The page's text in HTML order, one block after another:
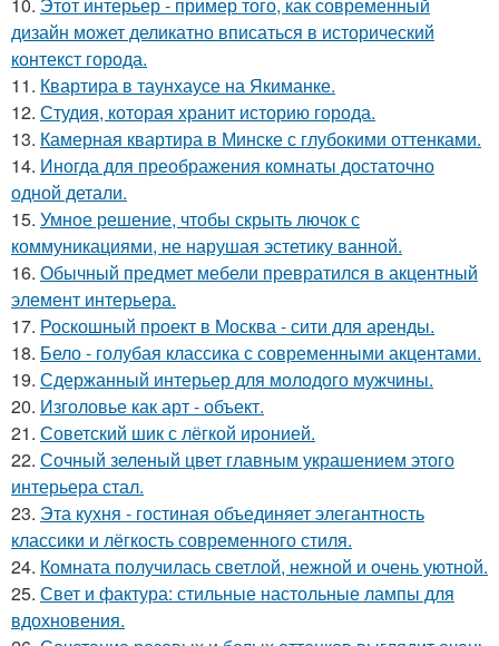
10. Этот интерьер - пример того, как современный
дизайн может деликатно вписаться в исторический
контекст города.
11. Квартира в таунхаусе на Якиманке.
12. Студия, которая хранит историю города.
13. Камерная квартира в Минске с глубокими оттенками.
14. Иногда для преображения комнаты достаточно
одной детали.
15. Умное решение, чтобы скрыть лючок с
коммуникациями, не нарушая эстетику ванной.
16. Обычный предмет мебели превратился в акцентный
элемент интерьера.
17. Роскошный проект в Москва - сити для аренды.
18. Бело - голубая классика с современными акцентами.
19. Сдержанный интерьер для молодого мужчины.
20. Изголовье как арт - объект.
21. Советский шик с лёгкой иронией.
22. Сочный зеленый цвет главным украшением этого
интерьера стал.
23. Эта кухня - гостиная объединяет элегантность
классики и лёгкость современного стиля.
24. Комната получилась светлой, нежной и очень уютной.
25. Свет и фактура: стильные настольные лампы для
вдохновения.